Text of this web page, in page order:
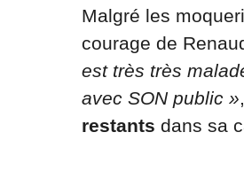
Malgré les
courage de
est très très
avec SON public »
restants dans sa